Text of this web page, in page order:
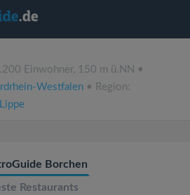
Einwohner, 150 m ü.NN •
Westfalen • Region:
Borchen
Restaurants